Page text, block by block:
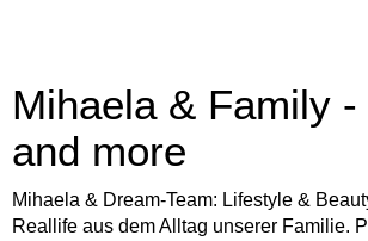
Mihaela & Family
and more
Mihaela & Dream-Team: Lifestyle &
Reallife aus dem Alltag unserer Familie.